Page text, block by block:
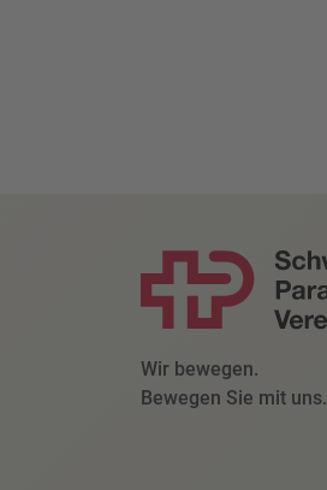
Wir bewegen.
Bewegen Sie mit uns.